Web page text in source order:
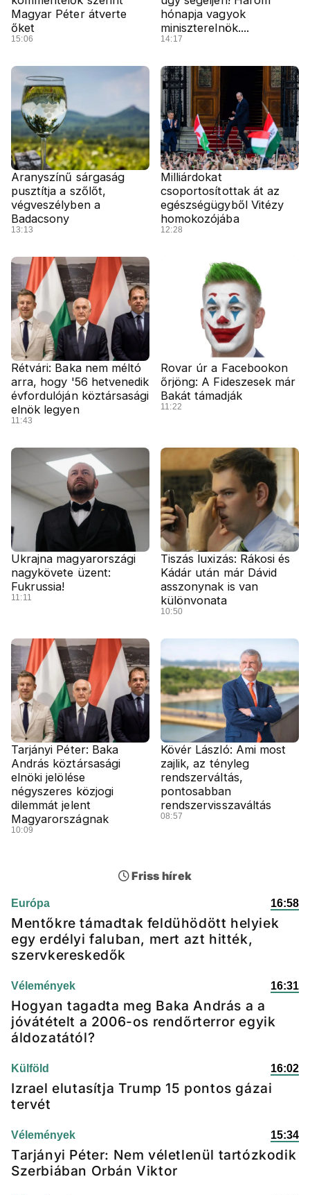
Magyar Péter átverte
őket
15:06
hónapja vagyok
miniszterelnök....
14:17
Aranyszínű sárgaság
pusztítja a szőlőt,
végveszélyben a
Badacsony
13:13
Milliárdokat
csoportosítottak át az
egészségügyből Vitézy
homokozójába
12:28
Rétvári: Baka nem méltó
arra, hogy '56 hetvenedik
évfordulóján köztársasági
elnök legyen
11:43
Rovar úr a Facebookon
őrjöng: A Fideszesek már
Bakát támadják
11:22
Ukrajna magyarországi
nagykövete üzent:
Fukrussia!
11:11
Tiszás luxizás: Rákosi és
Kádár után már Dávid
asszonynak is van
különvonata
10:50
Tarjányi Péter: Baka
András köztársasági
elnöki jelölése
négyszeres közjogi
dilemmát jelent
Magyarországnak
10:09
Kövér László: Ami most
zajlik, az tényleg
rendszerváltás,
pontosabban
rendszervisszaváltás
08:57
Friss hírek
Európa 16:58
Mentőkre támadtak feldühödött helyiek
egy erdélyi faluban, mert azt hitték,
szervkereskedők
Vélemények 16:31
Hogyan tagadta meg Baka András a a
jóvátételt a 2006-os rendőrterror egyik
áldozatától?
Külföld 16:02
Izrael elutasítja Trump 15 pontos gázai
tervét
Vélemények 15:34
Tarjányi Péter: Nem véletlenül tartózkodik
Szerbiában Orbán Viktor